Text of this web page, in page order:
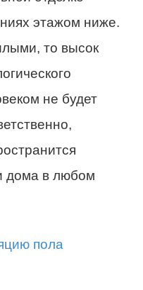
этажом ниже.
то высок
не будет
дома в любом